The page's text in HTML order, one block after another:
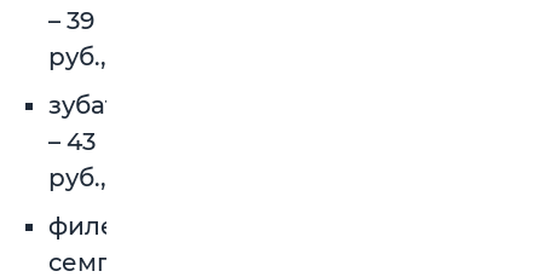
– 39
руб.,
зубатка
– 43
руб.,
филе
семги